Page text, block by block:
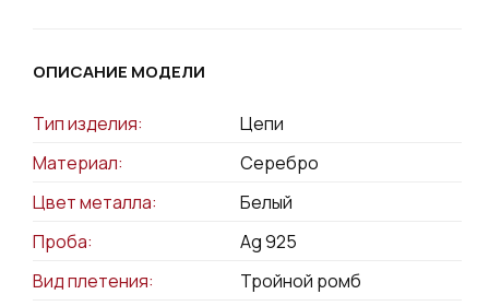
ОПИСАНИЕ МОДЕЛИ
Тип изделия:
Цепи
Материал:
Серебро
Цвет металла:
Белый
Проба:
Ag 925
Вид плетения:
Тройной ромб